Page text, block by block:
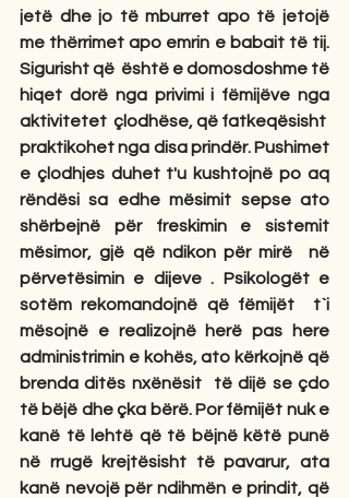
jetë dhe jo të mburret apo të jetojë
me thërrimet apo emrin e babait të tij.
Sigurisht që  është e domosdoshme të
hiqet dorë nga privimi i fëmijëve nga
aktivitetet  çlodhëse, që fatkeqësisht
praktikohet nga disa prindër. Pushimet
e çlodhjes duhet t'u kushtojnë po aq
rëndësi sa edhe mësimit sepse ato
shërbejnë për freskimin e sistemit
mësimor, gjë që ndikon për mirë  në
përvetësimin e dijeve . Psikologët e
sotëm rekomandojnë që fëmijët  t`i
mësojnë e realizojnë herë pas here
administrimin e kohës, ato kërkojnë që
brenda ditës nxënësit  të dijë se çdo
të bëjë dhe çka bërë. Por fëmijët nuk e
kanë të lehtë që të bëjnë këtë punë
në rrugë krejtësisht të pavarur, ata
kanë nevojë për ndihmën e prindit, që